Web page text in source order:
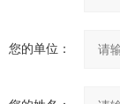
您的单位：